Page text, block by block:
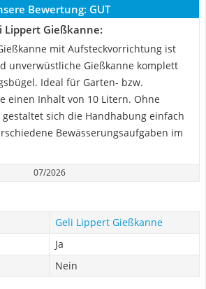
Bewertung: GUT
Lippert Gießkanne:
mit Aufsteckvorrichtung ist
unverwüstliche Gießkanne komplett
Ideal für Garten- bzw.
einen Inhalt von 10 Litern. Ohne
sich die Handhabung einfach
Bewässerungsaufgaben im
07/2026
Geli Lippert Gießkanne
Ja
Nein